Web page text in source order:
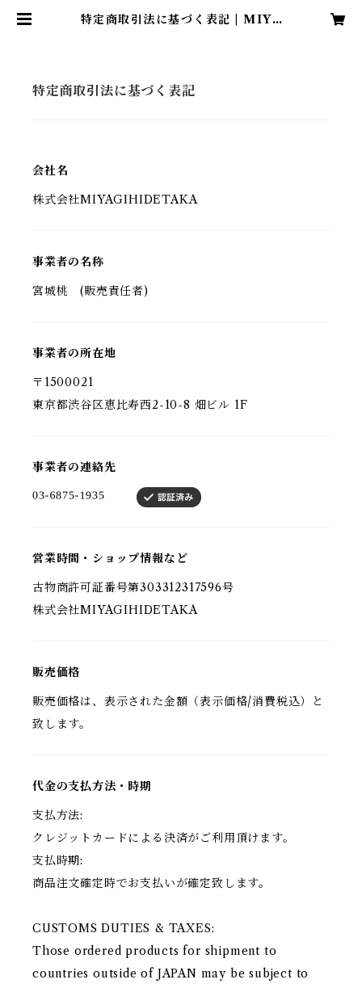
特定商取引法に基づく表記 | MIYA
特定商取引法に基づく表記
会社名
株式会社MIYAGIHIDETAKA
事業者の名称
宮城桃 (販売責任者)
事業者の所在地
〒1500021
東京都渋谷区恵比寿西2-10-8 畑ビル 1F
事業者の連絡先
営業時間・ショップ情報など
古物商許可証番号第303312317596号
株式会社MIYAGIHIDETAKA
販売価格
販売価格は、表示された金額（表示価格/消費税込）と
致します。
代金の支払方法・時期
支払方法:
クレジットカードによる決済がご利用頂けます。
支払時期:
商品注文確定時でお支払いが確定致します。
CUSTOMS DUTIES & TAXES:
Those ordered products for shipment to
countries outside of JAPAN may be subject to